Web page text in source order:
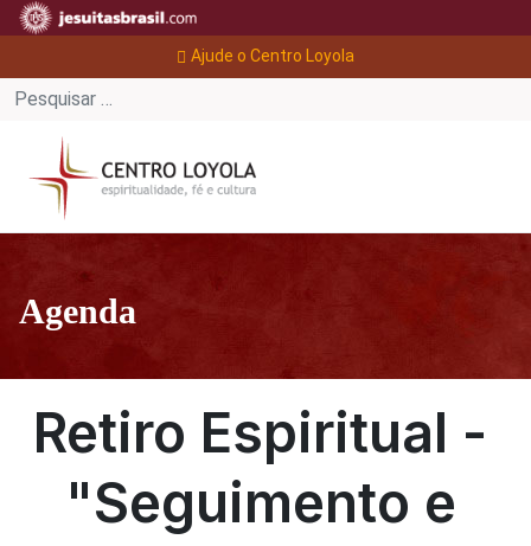
Ajude o Centro Loyola
Agenda
Retiro Espiritual -
"Seguimento e